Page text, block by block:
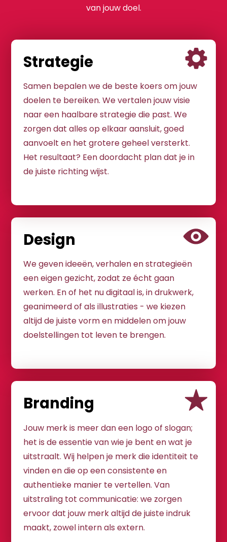
van jouw doel.
Strategie
Samen bepalen we de beste koers om jouw
doelen te bereiken. We vertalen jouw visie
naar een haalbare strategie die past. We
zorgen dat alles op elkaar aansluit, goed
aanvoelt en het grotere geheel versterkt.
Het resultaat? Een doordacht plan dat je in
de juiste richting wijst.
Design
We geven ideeën, verhalen en strategieën
een eigen gezicht, zodat ze écht gaan
werken. En of het nu digitaal is, in drukwerk,
geanimeerd of als illustraties - we kiezen
altijd de juiste vorm en middelen om jouw
doelstellingen tot leven te brengen.
Branding
Jouw merk is meer dan een logo of slogan;
het is de essentie van wie je bent en wat je
uitstraalt. Wij helpen je merk die identiteit te
vinden en die op een consistente en
authentieke manier te vertellen. Van
uitstraling tot communicatie: we zorgen
ervoor dat jouw merk altijd de juiste indruk
maakt, zowel intern als extern.